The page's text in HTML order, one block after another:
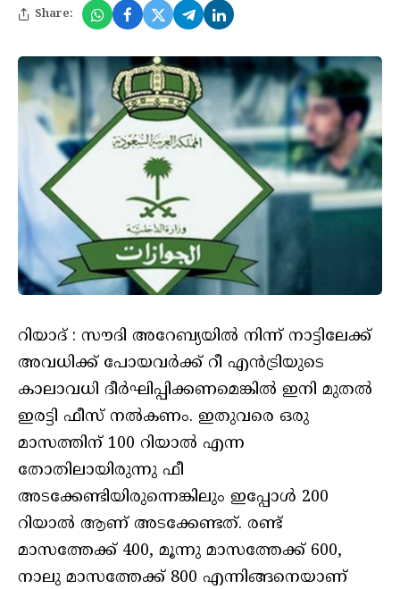
Share:
റിയാദ് : സൗദി അറേബ്യയില്‍ നിന്ന് നാട്ടിലേക്ക്
അവധിക്ക് പോയവര്‍ക്ക് റീ എന്‍ട്രിയുടെ
കാലാവധി ദീര്‍ഘിപ്പിക്കണമെങ്കില്‍ ഇനി മുതല്‍
ഇരട്ടി ഫീസ് നല്‍കണം. ഇതുവരെ ഒരു
മാസത്തിന് 100 റിയാല്‍ എന്ന
തോതിലായിരുന്നു ഫീ
അടക്കേണ്ടിയിരുന്നെങ്കിലും ഇപ്പോള്‍ 200
റിയാല്‍ ആണ് അടക്കേണ്ടത്. രണ്ട്
മാസത്തേക്ക് 400, മൂന്നു മാസത്തേക്ക് 600,
നാലു മാസത്തേക്ക് 800 എന്നിങ്ങനെയാണ്